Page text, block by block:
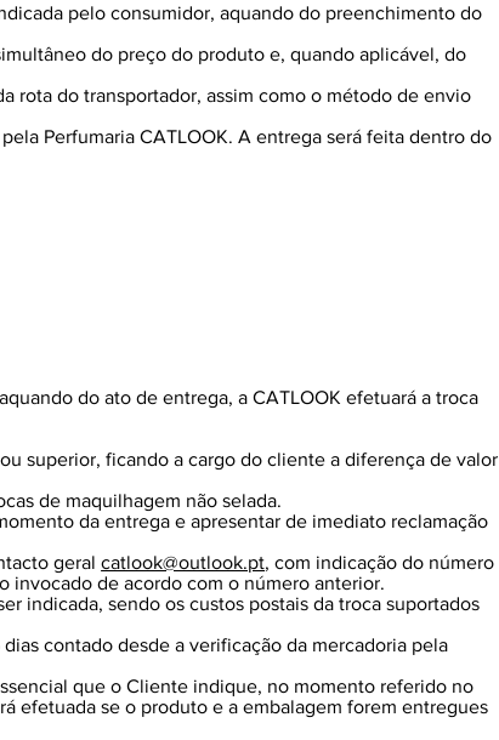
pelo consumidor, aquando do preenchimento do
do preço do produto e, quando aplicável, do
rota do transportador, assim como o método de envio
Perfumaria CATLOOK. A entrega será feita dentro do
do ato de entrega, a CATLOOK efetuará a troca
superior, ficando a cargo do cliente a diferença de valor
de maquilhagem não selada.
da entrega e apresentar de imediato reclamação
geralcatlook@outlook.pt, com indicação do número
invocado de acordo com o número anterior.
indicada, sendo os custos postais da troca suportados
contado desde a verificação da mercadoria pela
que o Cliente indique, no momento referido no
efetuada se o produto e a embalagem forem entregues